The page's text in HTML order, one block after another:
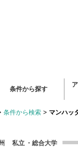
条件から探す
条件から検索 > マンハッ
私立 ・総合大学